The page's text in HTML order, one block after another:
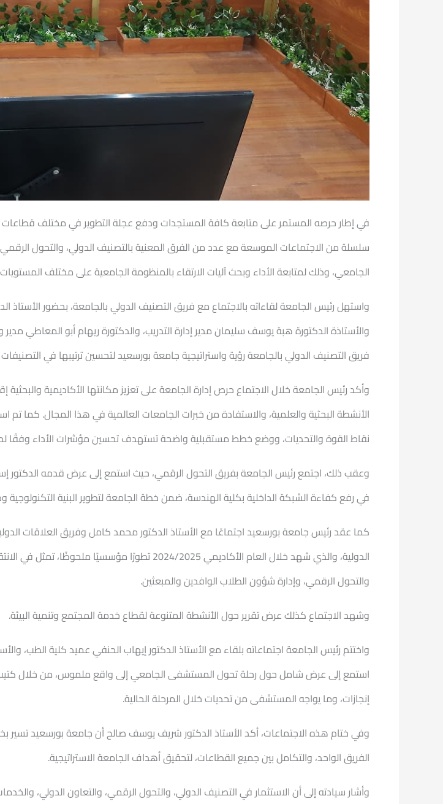
في إطار حرصه المستمر على متابعة كافة المستجدات ودفع عجلة التطوير في مختلف
سلسلة من الاجتماعات الموسعة مع عدد من الفرق المعنية بالتصنيف الدولي، والتحول
الجامعي، وذلك لمتابعة الأداء وبحث آليات الارتقاء بالمنظومة الجامعية على مختلف
واستهل رئيس الجامعة لقاءاته بالاجتماع مع فريق التصنيف الدولي بالجامعة، بحضور
والأستاذة الدكتورة هبة يوسف سليمان مدير إدارة التدريب، والدكتورة ريهام أبو المعاطي
فريق التصنيف الدولي بالجامعة رؤية واستراتيجية جامعة بورسعيد لتحسين ترتيبها في التصنيفات
وأكد رئيس الجامعة خلال الاجتماع حرص إدارة الجامعة على تعزيز مكانتها الأكاديمية
الأنشطة البحثية والعلمية، والاستفادة من خبرات الجامعات العالمية في هذا المجال. كما
نقاط القوة والتحديات، ووضع خطط مستقبلية واضحة تستهدف تحسين مؤشرات الأداء وفقًا
وعقب ذلك، اجتمع رئيس الجامعة بفريق التحول الرقمي، حيث استمع إلى عرض قدمه الدكتور
في رفع كفاءة الشبكة الداخلية بكلية الهندسة، ضمن خطة الجامعة لتطوير البنية
كما عقد رئيس جامعة بورسعيد اجتماعًا مع الأستاذ الدكتور محمد كامل وفريق العلاقات
الدولية، والذي شهد خلال العام الأكاديمي 2024/2025
والتحول الرقمي، وإدارة شؤون الطلاب الوافدين والمبعثين.
وشهد الاجتماع كذلك عرض تقرير حول الأنشطة المتنوعة لقطاع خدمة المجتمع وتنمية البيئة.
واختتم رئيس الجامعة اجتماعاته بلقاء مع الأستاذ الدكتور إيهاب الحنفي عميد كلية الطب،
استمع إلى عرض شامل حول رحلة تحول المستشفى الجامعي إلى واقع ملموس، من خلال
إنجازات، وما يواجه المستشفى من تحديات خلال المرحلة الحالية.
وفي ختام هذه الاجتماعات، أكد الأستاذ الدكتور شريف يوسف صالح أن جامعة بورسعيد تسير
الفريق الواحد، والتكامل بين جميع القطاعات، لتحقيق أهداف الجامعة الاستراتيجية.
وأشار سيادته إلى أن الاستثمار في التصنيف الدولي، والتحول الرقمي، والتعاون الدولي،